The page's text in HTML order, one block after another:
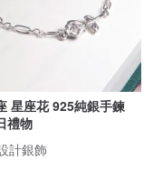
星座花 925純銀手鍊
禮物
計銀飾